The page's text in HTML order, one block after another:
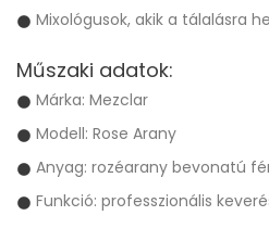
Mixológusok, akik a tálalásra
Műszaki adatok:
Márka: Mezclar
Modell: Rose Arany
Anyag: rozéarany bevonatú
Funkció: professzionális